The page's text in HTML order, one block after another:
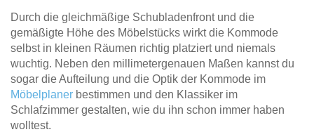
Durch die gleichmäßige Schubladenfront und die
gemäßigte Höhe des Möbelstücks wirkt die Kommode
selbst in kleinen Räumen richtig platziert und niemals
wuchtig. Neben den millimetergenauen Maßen kannst du
sogar die Aufteilung und die Optik der Kommode im
Möbelplaner bestimmen und den Klassiker im
Schlafzimmer gestalten, wie du ihn schon immer haben
wolltest.